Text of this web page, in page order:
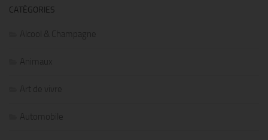
CATÉGORIES
Alcool & Champagne
Animaux
Art de vivre
Automobile